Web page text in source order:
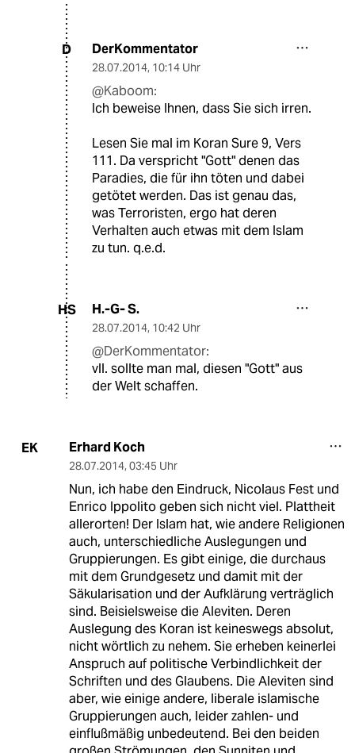
D DerKommentator
28.07.2014, 10:14 Uhr
@Kaboom:
Ich beweise Ihnen, dass Sie sich irren.
Lesen Sie mal im Koran Sure 9, Vers
111. Da verspricht "Gott" denen das
Paradies, die für ihn töten und dabei
getötet werden. Das ist genau das,
was Terroristen, ergo hat deren
Verhalten auch etwas mit dem Islam
zu tun. q.e.d.
HS H.-G- S.
28.07.2014, 10:42 Uhr
@DerKommentator:
vll. sollte man mal, diesen "Gott" aus
der Welt schaffen.
EK Erhard Koch
28.07.2014, 03:45 Uhr
Nun, ich habe den Eindruck, Nicolaus Fest und
Enrico Ippolito geben sich nicht viel. Plattheit
allerorten! Der Islam hat, wie andere Religionen
auch, unterschiedliche Auslegungen und
Gruppierungen. Es gibt einige, die durchaus
mit dem Grundgesetz und damit mit der
Säkularisation und der Aufklärung verträglich
sind. Beisielsweise die Aleviten. Deren
Auslegung des Koran ist keineswegs absolut,
nicht wörtlich zu nehem. Sie erheben keinerlei
Anspruch auf politische Verbindlichkeit der
Schriften und des Glaubens. Die Aleviten sind
aber, wie einige andere, liberale islamische
Gruppierungen auch, leider zahlen- und
einflußmäßig unbedeutend. Bei den beiden